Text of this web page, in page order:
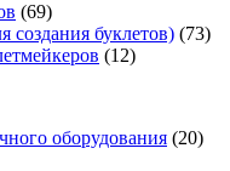
(69)
создания буклетов) (73)
(12)
оборудования (20)